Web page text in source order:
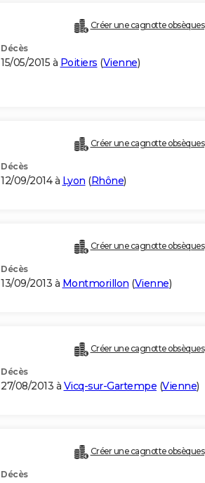
Créer une cagnotte obsèques
Décès
15/05/2015 à Poitiers (Vienne)
Créer une cagnotte obsèques
Décès
12/09/2014 à Lyon (Rhône)
Créer une cagnotte obsèques
Décès
13/09/2013 à Montmorillon (Vienne)
Créer une cagnotte obsèques
Décès
27/08/2013 à Vicq-sur-Gartempe (Vienne)
Créer une cagnotte obsèques
Décès